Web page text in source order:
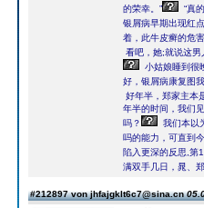
的荣幸。”
“真
银屑病早期出现红
着，此牛皮癣的危
看吧，她;就说这
小姑娘睡到很
好，银屑病康复图
好年半，郑家主本
年半的时间，我们
吗？
我们本以
吗的能力，可直到
陷入更深的反思,第
满双手几日，晁、
#212897 von jhfajgklt6c7@sina.cn